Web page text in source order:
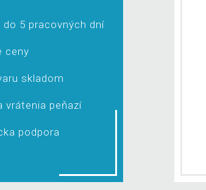
do 5 pracovných dní
ceny
skladom
vrátenia peňazí
podpora